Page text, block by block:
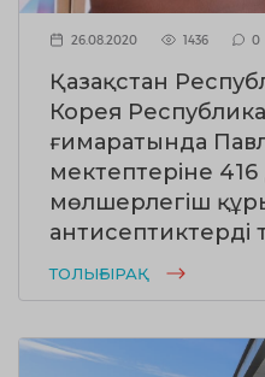
26.08.2020 1436 0
Қазақстан
Корея
ғимаратында
мектептеріне 416
мөлшерлегіш
антисептиктерді
ТОЛЫҒЫРАҚ